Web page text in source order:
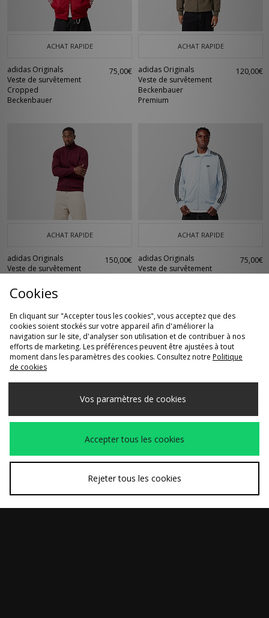
ACHAT RAPIDE
adidas Originals
Veste de survêtement
Cropped
Beckenbauer
75,00€
ACHAT RAPIDE
adidas Originals
Veste de survêtement
Beckenbauer
Premium
120,00€
ACHAT RAPIDE
adidas Originals
Veste de survêtement
150,00€
ACHAT RAPIDE
adidas Originals
Veste de survêtement
75,00€
ACHAT RAPIDE
Short en jean Firebird
ACHAT RAPIDE
Veste de survêtement
Premium
Cookies
En cliquant sur "Accepter tous les cookies", vous acceptez que des
cookies soient stockés sur votre appareil afin d'améliorer la
navigation sur le site, d'analyser son utilisation et de contribuer à nos
efforts de marketing. Les préférences peuvent être ajustées à tout
moment dans les paramètres des cookies. Consultez notre Politique
de cookies
Vos paramètres de cookies
Accepter tous les cookies
Rejeter tous les cookies